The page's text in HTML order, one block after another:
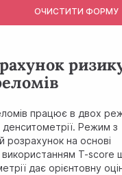
ОЧИСТИТИ ФОРМУ
працює в двох
денситометрії. Режим з
розрахунок на основі
використанням T-score
дає орієнтовну